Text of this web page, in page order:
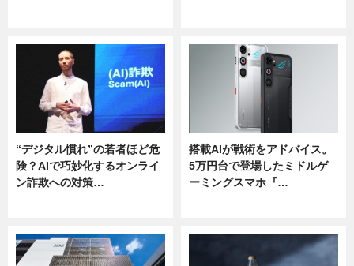
“デジタル慣れ”の若者ほど危
険？AIで巧妙化するオンライ
ン詐欺への対策…
搭載AIが戦術をアドバイス。
5万円台で登場したミドルゲ
ーミングスマホ『…